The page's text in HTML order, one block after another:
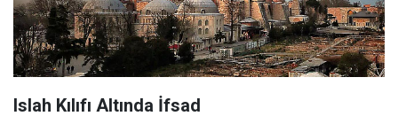
Islah Kılıfı Altında İfsad